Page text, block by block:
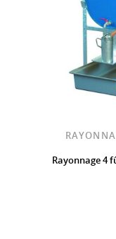
Rayonnage 4